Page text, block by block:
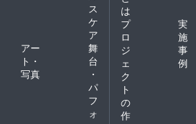
ス
ケ
ア
アー
ト・
写真
舞
台
・
パ
フ
ォ
は
プ
ロ
ジ
ェ
ク
ト
の
作
実
施
事
例